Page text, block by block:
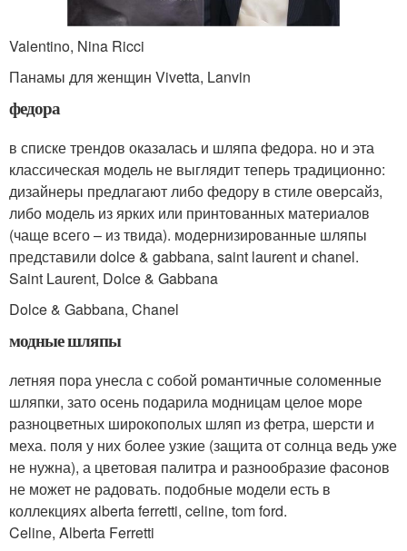
Valentino, Nina Ricci
Панамы для женщин Vivetta, Lanvin
федора
в списке трендов оказалась и шляпа федора. но и эта
классическая модель не выглядит теперь традиционно:
дизайнеры предлагают либо федору в стиле оверсайз,
либо модель из ярких или принтованных материалов
(чаще всего – из твида). модернизированные шляпы
представили dolce & gabbana, saint laurent и chanel.
Saint Laurent, Dolce & Gabbana
Dolce & Gabbana, Chanel
модные шляпы
летняя пора унесла с собой романтичные соломенные
шляпки, зато осень подарила модницам целое море
разноцветных широкополых шляп из фетра, шерсти и
меха. поля у них более узкие (защита от солнца ведь уже
не нужна), а цветовая палитра и разнообразие фасонов
не может не радовать. подобные модели есть в
коллекциях alberta ferretti, celine, tom ford.
Celine, Alberta Ferretti